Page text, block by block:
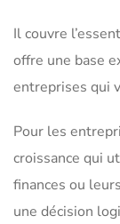
Il couvre
offre une base
entreprises qui
Pour les
croissance qui
finances ou
une décision